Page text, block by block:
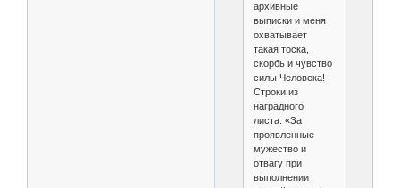
архивные
выписки и меня
охватывает
такая тоска,
скорбь и чувство
силы Человека!
Строки из
наградного
листа: «За
проявленные
мужество и
отвагу при
выполнении